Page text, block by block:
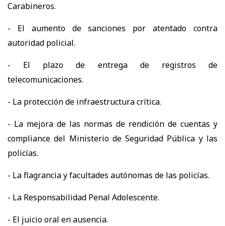
Carabineros.
- El aumento de sanciones por atentado contra
autoridad policial.
- El plazo de entrega de registros de
telecomunicaciones.
- La protección de infraestructura crítica.
- La mejora de las normas de rendición de cuentas y
compliance del Ministerio de Seguridad Pública y las
policías.
- La flagrancia y facultades autónomas de las policías.
- La Responsabilidad Penal Adolescente.
- El juicio oral en ausencia.